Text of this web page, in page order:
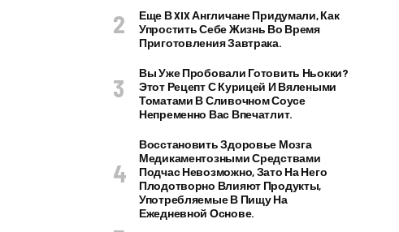
Еще В XIX Англичане Придумали, Как
Упростить Себе Жизнь Во Время
Приготовления Завтрака.
Вы Уже Пробовали Готовить Ньокки?
Этот Рецепт С Курицей И Вялеными
Томатами В Сливочном Соусе
Непременно Вас Впечатлит.
Восстановить Здоровье Мозга
Медикаментозными Средствами
Подчас Невозможно, Зато На Него
Плодотворно Влияют Продукты,
Употребляемые В Пищу На
Ежедневной Основе.